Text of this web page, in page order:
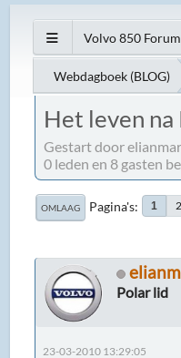
Volvo 850 Forum
Webdagboek (BLOG)
Het leven
Gestart door
0 leden en 8 gasten
OMLAAG Pagina's 1 2
Polar lid
23-03-2010 13:29:05